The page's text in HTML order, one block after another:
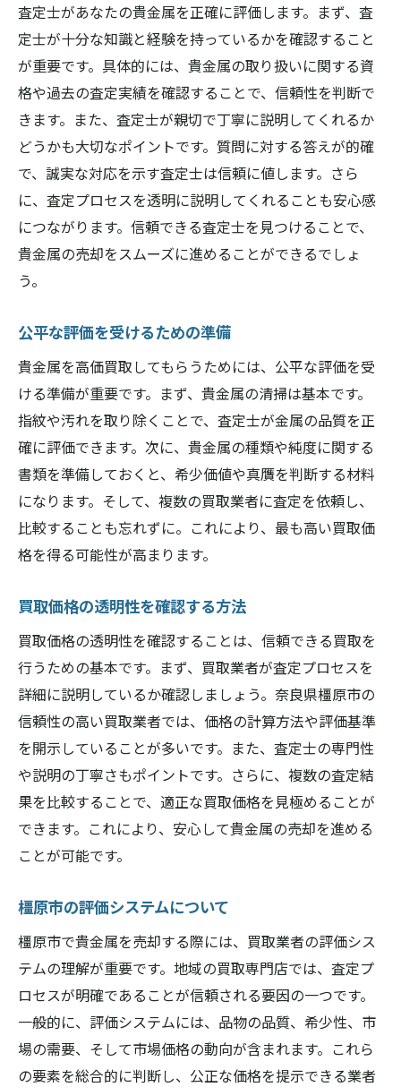
査定士があなたの貴金属を正確に評価します。まず、査
定士が十分な知識と経験を持っているかを確認すること
が重要です。具体的には、貴金属の取り扱いに関する資
格や過去の査定実績を確認することで、信頼性を判断で
きます。また、査定士が親切で丁寧に説明してくれるか
どうかも大切なポイントです。質問に対する答えが的確
で、誠実な対応を示す査定士は信頼に値します。さら
に、査定プロセスを透明に説明してくれることも安心感
につながります。信頼できる査定士を見つけることで、
貴金属の売却をスムーズに進めることができるでしょ
う。
公平な評価を受けるための準備
貴金属を高価買取してもらうためには、公平な評価を受
ける準備が重要です。まず、貴金属の清掃は基本です。
指紋や汚れを取り除くことで、査定士が金属の品質を正
確に評価できます。次に、貴金属の種類や純度に関する
書類を準備しておくと、希少価値や真贋を判断する材料
になります。そして、複数の買取業者に査定を依頼し、
比較することも忘れずに。これにより、最も高い買取価
格を得る可能性が高まります。
買取価格の透明性を確認する方法
買取価格の透明性を確認することは、信頼できる買取を
行うための基本です。まず、買取業者が査定プロセスを
詳細に説明しているか確認しましょう。奈良県橿原市の
信頼性の高い買取業者では、価格の計算方法や評価基準
を開示していることが多いです。また、査定士の専門性
や説明の丁寧さもポイントです。さらに、複数の査定結
果を比較することで、適正な買取価格を見極めることが
できます。これにより、安心して貴金属の売却を進める
ことが可能です。
橿原市の評価システムについて
橿原市で貴金属を売却する際には、買取業者の評価シス
テムの理解が重要です。地域の買取専門店では、査定プ
ロセスが明確であることが信頼される要因の一つです。
一般的に、評価システムには、品物の品質、希少性、市
場の需要、そして市場価格の動向が含まれます。これら
の要素を総合的に判断し、公正な価格を提示できる業者